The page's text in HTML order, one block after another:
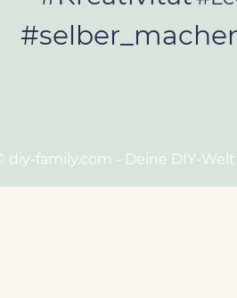
diy-family.com - Deine DIY-Welt